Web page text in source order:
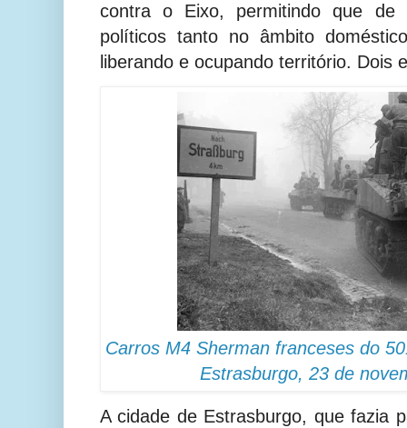
contra o Eixo, permitindo que de
políticos tanto no âmbito
liberando e ocupando território. Dois
Carros M4 Sherman franceses do
Estrasburgo, 23 de
A cidade de Estrasburgo, que fazia